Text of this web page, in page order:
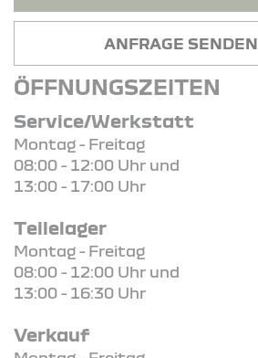
ANFRAGE SENDEN
ÖFFNUNGSZEITEN
Service/Werkstatt
Montag - Freitag
08:00 - 12:00 Uhr und
13:00 - 17:00 Uhr
Teilelager
Montag - Freitag
08:00 - 12:00 Uhr und
13:00 - 16:30 Uhr
Verkauf